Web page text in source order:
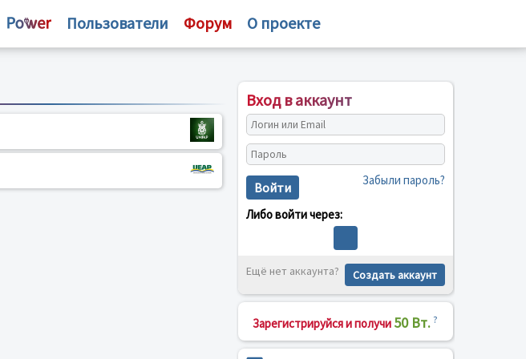
Пользователи Форум О проекте
Вход в аккаунт
Войти Забыли пароль?
Либо войти через:
Ещё нет аккаунта? Создать аккаунт
Зарегистрируйся и получи 50 Вт. ?